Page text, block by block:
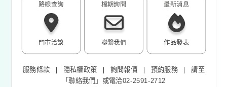
路線查詢
門市洽談
最新消息
作品發表
檔期詢問
聯繫我們
服務條款 ❘ 隱私權政策 ❘詢問報價 ❘預約服務 ❘請至
「聯絡我們 」或電洽02-2591-2712